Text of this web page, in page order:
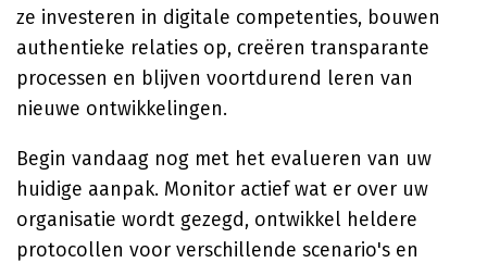
ze investeren in digitale competenties, bouwen
authentieke relaties op, creëren transparante
processen en blijven voortdurend leren van
nieuwe ontwikkelingen.
Begin vandaag nog met het evalueren van uw
huidige aanpak. Monitor actief wat er over uw
organisatie wordt gezegd, ontwikkel heldere
protocollen voor verschillende scenario's en